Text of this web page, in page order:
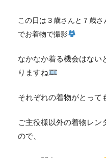
この日は３歳さんと７歳
でお着物で撮影
なかなか着る機会はない
りますね
それぞれの着物がとって
ご主役様以外の着物レン
ので、